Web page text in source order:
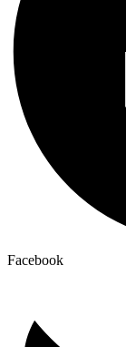
Facebook